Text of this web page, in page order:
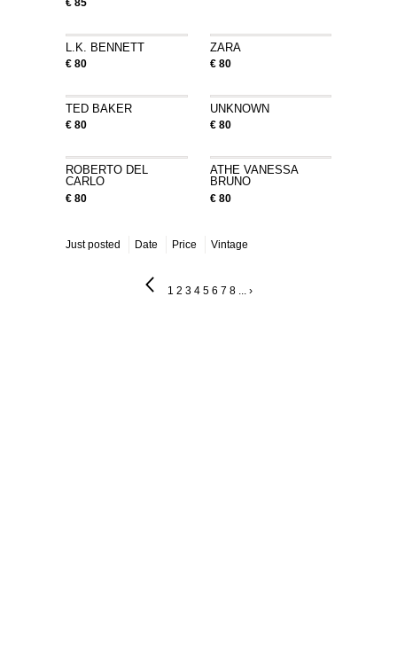
L.K. BENNETT
€ 80
ZARA
€ 80
TED BAKER
€ 80
UNKNOWN
€ 80
ROBERTO DEL
CARLO
€ 80
ATHE VANESSA
BRUNO
€ 80
Just posted Date Price Vintage
1 2 3 4 5 6 7 8 ... ›